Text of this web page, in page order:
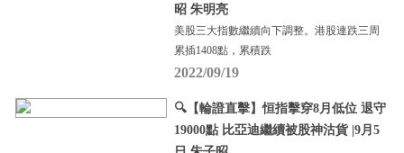
昭 朱明亮
美股三大指數繼續向下調整。港股連跌三周
累插1408點，累積跌
2022/09/19
🔍【輪證直擊】恒指擊穿8月低位 退守
19000點 比亞迪繼續被股神沽貨 |9月5